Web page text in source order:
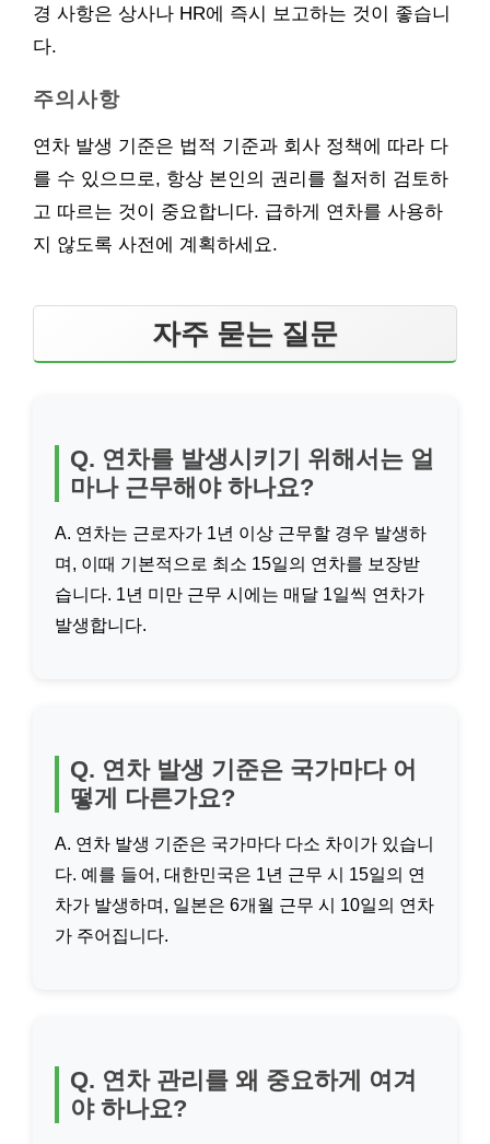
경 사항은 상사나 HR에 즉시 보고하는 것이 좋습니
다.
주의사항
연차 발생 기준은 법적 기준과 회사 정책에 따라 다
를 수 있으므로, 항상 본인의 권리를 철저히 검토하
고 따르는 것이 중요합니다. 급하게 연차를 사용하
지 않도록 사전에 계획하세요.
자주 묻는 질문
Q. 연차를 발생시키기 위해서는 얼
마나 근무해야 하나요?
A. 연차는 근로자가 1년 이상 근무할 경우 발생하
며, 이때 기본적으로 최소 15일의 연차를 보장받
습니다. 1년 미만 근무 시에는 매달 1일씩 연차가
발생합니다.
Q. 연차 발생 기준은 국가마다 어
떻게 다른가요?
A. 연차 발생 기준은 국가마다 다소 차이가 있습니
다. 예를 들어, 대한민국은 1년 근무 시 15일의 연
차가 발생하며, 일본은 6개월 근무 시 10일의 연차
가 주어집니다.
Q. 연차 관리를 왜 중요하게 여겨
야 하나요?